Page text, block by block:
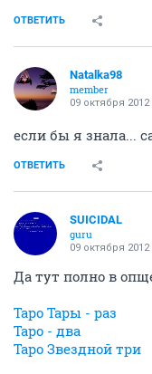
ОТВЕТИТЬ
Natalka98
member
09 октября 2012
если бы я знала...
ОТВЕТИТЬ
SUICIDAL
guru
09 октября 2012
Да тут полно в
Таро Тары - раз
Таро - два
Таро Звездной три